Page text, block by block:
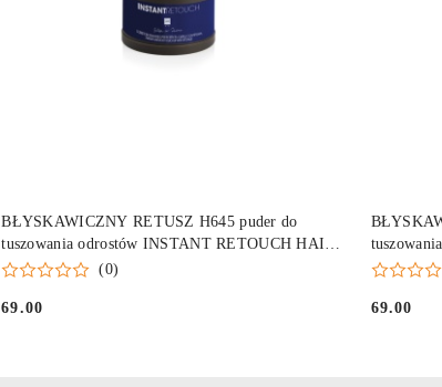
BŁYSKAWICZNY RETUSZ H645 puder do
tuszowania odrostów INSTANT RETOUCH HAIR
KOLOR blond (0)
Cena:
69.00
DO KOSZYKA
KOLOR
Cena:
69.00